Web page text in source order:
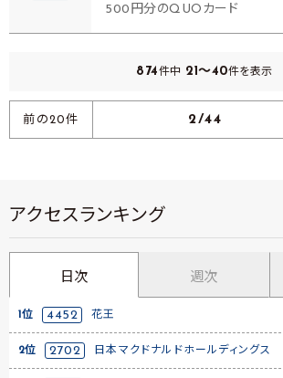
500円分のQUOカード
874件中 21～40件を表示
前の20件 2/44
アクセスランキング
日次 週次
1位 4452 花王
2位 2702 日本マクドナルドホールディングス